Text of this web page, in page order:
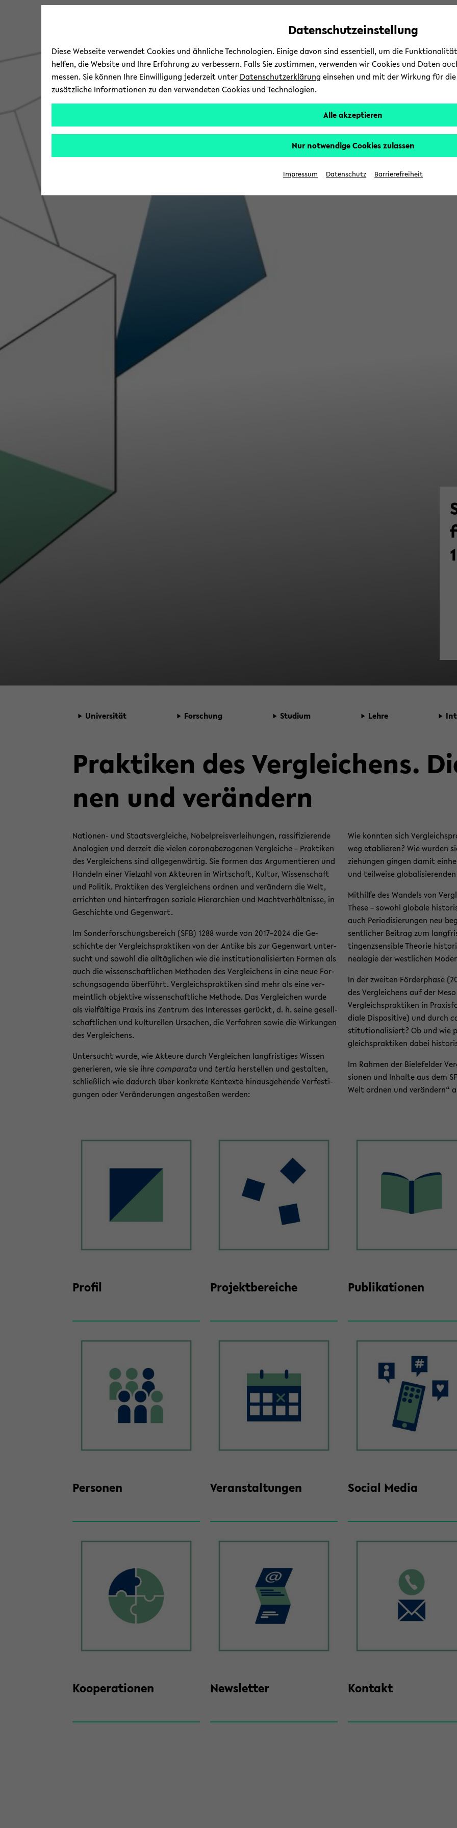
Automatische
vermeiden
zum
wechseln
zum
wechseln
zum
wechseln
Uni­ver­si­tät For­schung Stu­di­um Lehre
Prak­ti­ken des Ver­glei­chens.
nen und ver­än­dern
Nationen-​ und Staats­ver­glei­che, No­bel­preis­ver­lei­hun­gen, ras­si­fi­zie­ren­de
Ana­lo­gien und der­zeit die vie­len co­ro­nabe­zo­ge­nen Ver­glei­che – Prak­ti­ken
des Ver­glei­chens sind all­ge­gen­wär­tig. Sie for­men das Ar­gu­men­tie­ren und
Han­deln einer Viel­zahl von Ak­teu­ren in Wirt­schaft, Kul­tur, Wis­sen­schaft
und Po­li­tik. Prak­ti­ken des Ver­glei­chens ord­nen und ver­än­dern die Welt,
er­rich­ten und hin­ter­fra­gen so­zia­le Hier­ar­chien und Macht­ver­hält­nis­se, in
Ge­schich­te und Ge­gen­wart.
Im Son­der­for­schungs­be­reich (SFB) 1288 wurde von 2017–2024 die Ge­
schich­te der Ver­gleichs­prak­ti­ken von der An­ti­ke bis zur Ge­gen­wart un­ter­
sucht und so­wohl die all­täg­li­chen wie die in­sti­tu­tio­na­li­sier­ten For­men als
auch die wis­sen­schaft­li­chen Me­tho­den des Ver­glei­chens in eine neue For­
schungs­agen­da über­führt. Ver­gleichs­prak­ti­ken sind mehr als eine ver­
meint­lich ob­jek­ti­ve wis­sen­schaft­li­che Me­tho­de. Das Ver­glei­chen wurde
als viel­fäl­ti­ge Pra­xis ins Zen­trum des In­ter­es­ses ge­rückt, d. h. seine ge­sell­
schaft­li­chen und kul­tu­rel­len Ur­sa­chen, die Ver­fah­ren sowie die Wir­kun­gen
des Ver­glei­chens.
Un­ter­sucht wurde, wie Ak­teu­re durch Ver­glei­chen lang­fris­ti­ges Wis­sen
ge­ne­rie­ren, wie sie ihrecom­pa­ra­ta und ter­tia her­stel­len und ge­stal­ten,
schließ­lich wie da­durch über kon­kre­te Kon­tex­te hin­aus­ge­hen­de Ver­fes­ti­
gun­gen oder Ver­än­de­run­gen an­ge­sto­ßen wer­den:
Wie konn­ten sich
weg eta­blie­ren? Wie wur­den
zie­hun­gen gin­gen damit
und teil­wei­se
Mit­hil­fe des Wan­dels von
These – so­wohl glo­ba­le
auch Pe­ri­odi­sie­run­gen neu
sent­li­cher Bei­trag zum
tin­genz­sen­si­ble Theo­rie
nea­lo­gie der west­li­chen
In der zwei­ten För­der­pha­se
des Ver­glei­chens auf der
Ver­gleichs­prak­ti­ken in
dia­le Dis­po­si­ti­ve) und durch
sti­tu­tio­na­li­siert? Ob und wie
gleichs­prak­ti­ken dabei
Im Rah­men der Bie­le­fel­der
sio­nen und In­hal­te aus dem
Welt ord­nen und ver­än­dern“
Pro­fil Pro­jekt­be­rei­che Pu­bli­ka­tio­nen
Per­so­nen Ver­an­stal­tun­gen So­cial Media
Ko­ope­ra­tio­nen News­let­ter Kon­takt
Datenschutzeinstellung
Diese Webseite verwendet Cookies und ähnliche Technologien. Einige davon sind essentiell, um die
helfen, die Website und Ihre Erfahrung zu verbessern. Falls Sie zustimmen, verwenden wir Cookies und Daten
messen. Sie können Ihre Einwilligung jederzeit unter Datenschutzerklärung einsehen und mit der Wirkung für
zusätzliche Informationen zu den verwendeten Cookies und Technologien.
Alle akzeptieren
Nur notwendige Cookies zulassen
Impressum Datenschutz Barrierefreiheit